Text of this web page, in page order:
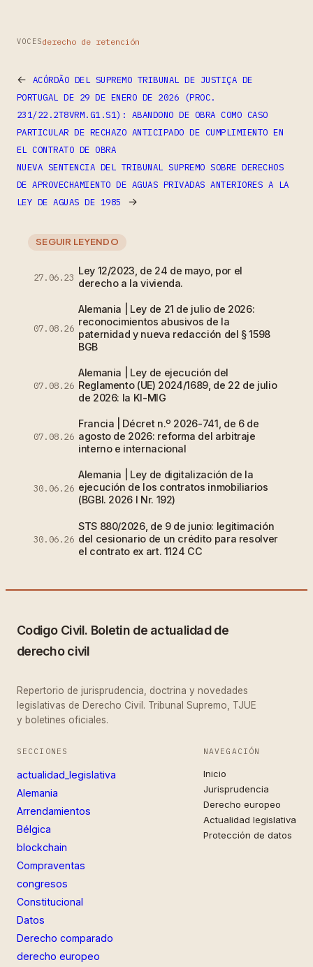
VOCESderecho de retención
←
ACÓRDÃO DEL SUPREMO TRIBUNAL DE JUSTIÇA DE
PORTUGAL DE 29 DE ENERO DE 2026 (PROC.
231/22.2T8VRM.G1.S1): ABANDONO DE OBRA COMO CASO
PARTICULAR DE RECHAZO ANTICIPADO DE CUMPLIMIENTO EN
EL CONTRATO DE OBRA
NUEVA SENTENCIA DEL TRIBUNAL SUPREMO SOBRE DERECHOS
DE APROVECHAMIENTO DE AGUAS PRIVADAS ANTERIORES A LA
LEY DE AGUAS DE 1985
→
SEGUIR LEYENDO
27.06.23
Ley 12/2023, de 24 de mayo, por el
derecho a la vivienda.
07.08.26
Alemania | Ley de 21 de julio de 2026:
reconocimientos abusivos de la
paternidad y nueva redacción del § 1598
BGB
07.08.26
Alemania | Ley de ejecución del
Reglamento (UE) 2024/1689, de 22 de julio
de 2026: la KI-MIG
07.08.26
Francia | Décret n.º 2026-741, de 6 de
agosto de 2026: reforma del arbitraje
interno e internacional
30.06.26
Alemania | Ley de digitalización de la
ejecución de los contratos inmobiliarios
(BGBl. 2026 I Nr. 192)
30.06.26
STS 880/2026, de 9 de junio: legitimación
del cesionario de un crédito para resolver
el contrato ex art. 1124 CC
Codigo Civil. Boletin de actualidad de
derecho civil
Repertorio de jurisprudencia, doctrina y novedades
legislativas de Derecho Civil. Tribunal Supremo, TJUE
y boletines oficiales.
SECCIONES
actualidad_legislativa
Alemania
Arrendamientos
Bélgica
blockchain
Compraventas
congresos
Constitucional
Datos
Derecho comparado
derecho europeo
NAVEGACIÓN
Inicio
Jurisprudencia
Derecho europeo
Actualidad legislativa
Protección de datos